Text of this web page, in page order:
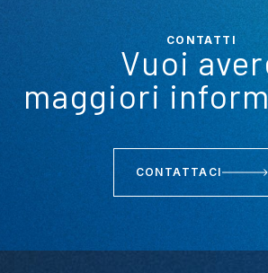
CONTATTI
Vuoi
maggiori
CONTATTACI